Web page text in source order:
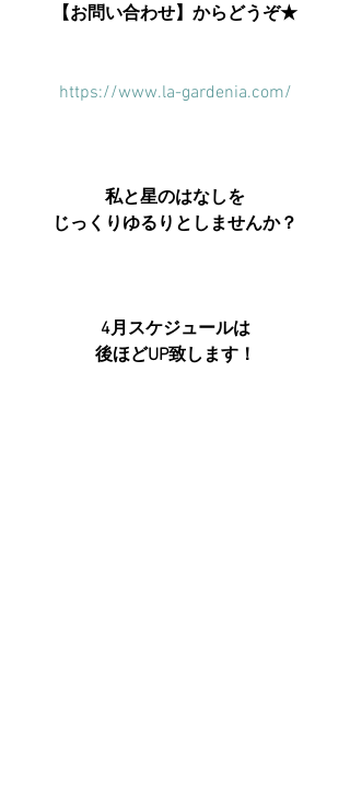
【お問い合わせ】からどうぞ★
https://www.la-gardenia.com/
私と星のはなしを
じっくりゆるりとしませんか？
4月スケジュールは
後ほどUP致します！